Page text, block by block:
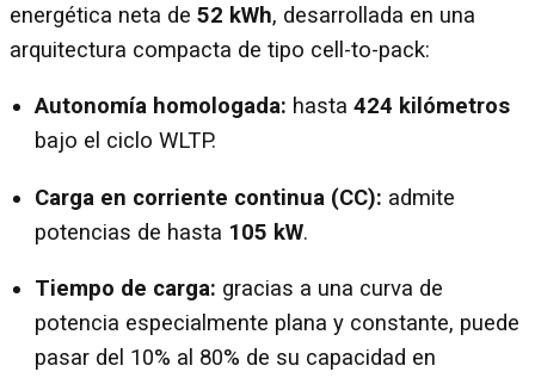
energética neta de 52 kWh, desarrollada en una
arquitectura compacta de tipo cell-to-pack:
Autonomía homologada: hasta 424 kilómetros
bajo el ciclo WLTP.
Carga en corriente continua (CC): admite
potencias de hasta 105 kW.
Tiempo de carga: gracias a una curva de
potencia especialmente plana y constante, puede
pasar del 10% al 80% de su capacidad en